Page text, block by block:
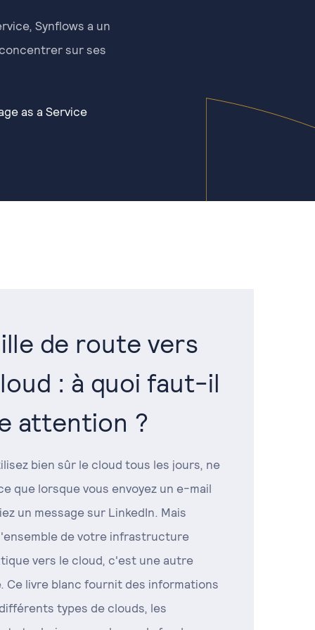
Synflows a un
sur ses
as a Service
de route vers
: à quoi faut-il
attention ?
bien sûr le cloud tous les jours, ne
que lorsque vous envoyez un e-mail
un message sur LinkedIn. Mais
de votre infrastructure
vers le cloud, c'est une autre
Ce livre blanc fournit des informations
types de clouds, les